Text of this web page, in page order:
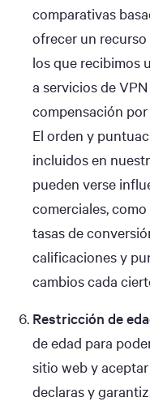
comparativas
ofrecer un
los que recibimos
a servicios de
compensación
El orden y
incluidos en
pueden verse
comerciales,
tasas de
calificaciones y
cambios cada
Restricción de
de edad para
sitio web y
declaras y